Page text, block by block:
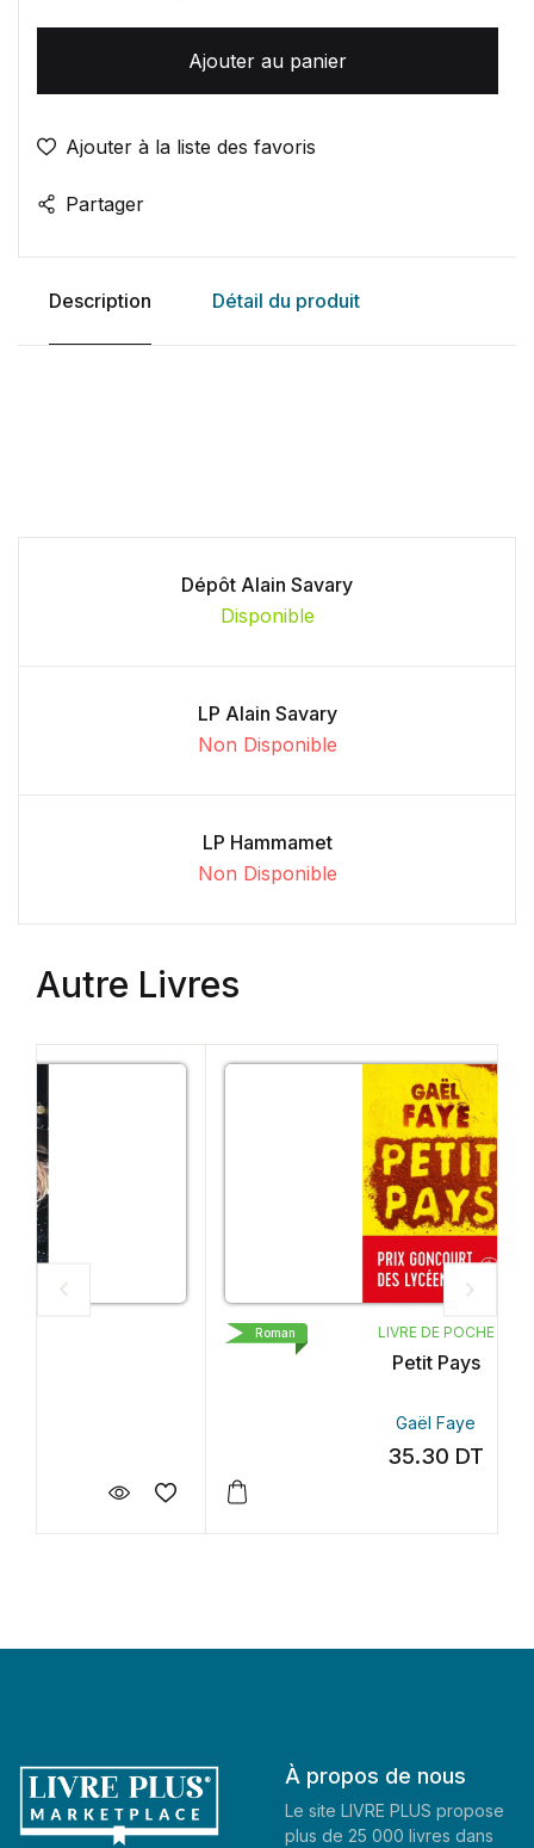
Ajouter au panier
Ajouter à la liste des favoris
Partager
Description Détail du produit
Dépôt Alain Savary
Disponible
LP Alain Savary
Non Disponible
LP Hammamet
Non Disponible
Autre Livres
LIVRE DE POCHE
Petit Pays
À propos de nous
Le site LIVRE PLUS propose
plus de 25 000 livres dans